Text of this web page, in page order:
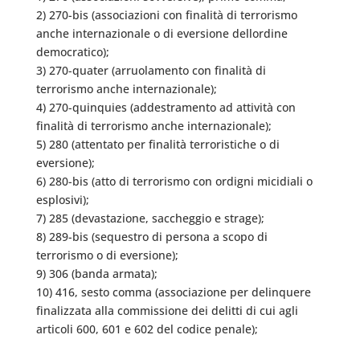
2) 270-bis (associazioni con finalità di terrorismo
anche internazionale o di eversione dellordine
democratico);
3) 270-quater (arruolamento con finalità di
terrorismo anche internazionale);
4) 270-quinquies (addestramento ad attività con
finalità di terrorismo anche internazionale);
5) 280 (attentato per finalità terroristiche o di
eversione);
6) 280-bis (atto di terrorismo con ordigni micidiali o
esplosivi);
7) 285 (devastazione, saccheggio e strage);
8) 289-bis (sequestro di persona a scopo di
terrorismo o di eversione);
9) 306 (banda armata);
10) 416, sesto comma (associazione per delinquere
finalizzata alla commissione dei delitti di cui agli
articoli 600, 601 e 602 del codice penale);